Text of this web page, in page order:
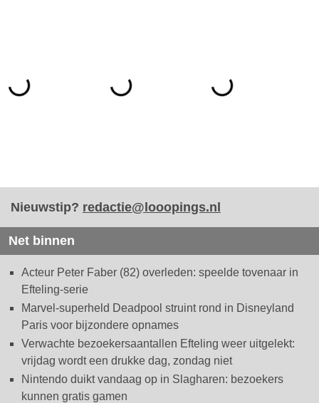
Nieuwstip? redactie@looopings.nl
Net binnen
Acteur Peter Faber (82) overleden: speelde tovenaar in
Efteling-serie
Marvel-superheld Deadpool struint rond in Disneyland
Paris voor bijzondere opnames
Verwachte bezoekersaantallen Efteling weer uitgelekt:
vrijdag wordt een drukke dag, zondag niet
Nintendo duikt vandaag op in Slagharen: bezoekers
kunnen gratis gamen